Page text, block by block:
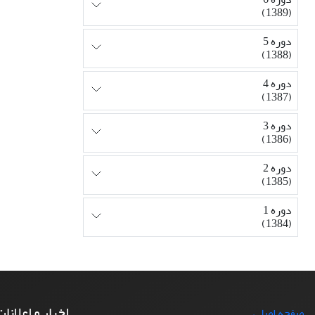
(1389)
دوره 5
(1388)
دوره 4
(1387)
دوره 3
(1386)
دوره 2
(1385)
دوره 1
(1384)